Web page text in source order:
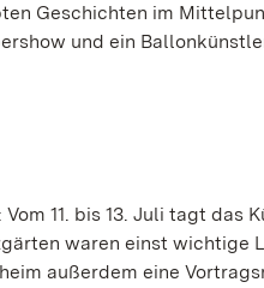
Geschichten im
und ein
11. bis 13. Juli tagt das
waren einst wichtige
außerdem eine